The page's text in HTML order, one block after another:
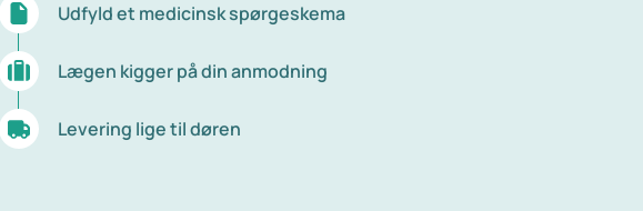
Udfyld et medicinsk spørgeskema
Lægen kigger på din anmodning
Levering lige til døren